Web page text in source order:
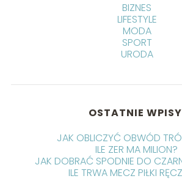
BIZNES
LIFESTYLE
MODA
SPORT
URODA
OSTATNIE
JAK OBLICZYĆ OBWÓD
ILE ZER MA MILION?
JAK DOBRAĆ SPODNIE DO
ILE TRWA MECZ PIŁKI